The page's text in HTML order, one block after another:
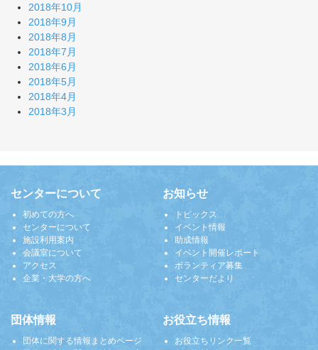
2018年10月
2018年9月
2018年8月
2018年7月
2018年6月
2018年5月
2018年4月
2018年3月
センターについて
初めての方へ
センターについて
施設利用案内
会議室について
アクセス
企業・大学の方へ
お知らせ
トピックス
イベント情報
助成情報
イベント開催レポート
ボランティア募集
センターだより
団体情報
団体に関する情報まとめページ
お役立ち情報
お役立ちリンク一覧